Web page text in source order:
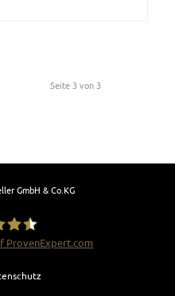
Seite 3 von 3
GmbH & Co.KG
ProvenExpert.com